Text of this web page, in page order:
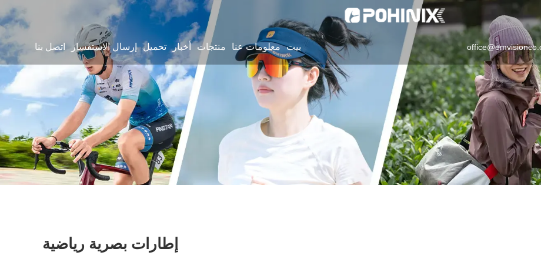
بيت معلومات عنا منتجات أخبار تحميل إرسال الاستفسار اتصل بنا
إطارات بصرية رياضية